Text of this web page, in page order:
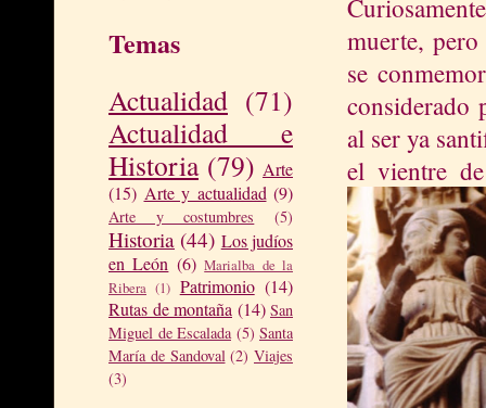
Temas
Actualidad (71)
Actualidad e
Historia (79) Arte
(15) Arte y actualidad (9)
Arte y costumbres (5)
Historia (44) Los judíos
en León (6) Marialba de la
Ribera (1) Patrimonio (14)
Rutas de montaña (14) San
Miguel de Escalada (5) Santa
María de Sandoval (2) Viajes
(3)
muerte,
se
considerado
al ser ya
el vientre